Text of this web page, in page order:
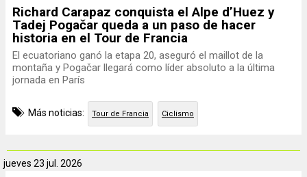
Richard Carapaz conquista el Alpe d’Huez y
Tadej Pogačar queda a un paso de hacer
historia en el Tour de Francia
El ecuatoriano ganó la etapa 20, aseguró el maillot de la
montaña y Pogačar llegará como líder absoluto a la última
jornada en París
Más noticias: Tour de Francia Ciclismo
jueves 23 jul. 2026